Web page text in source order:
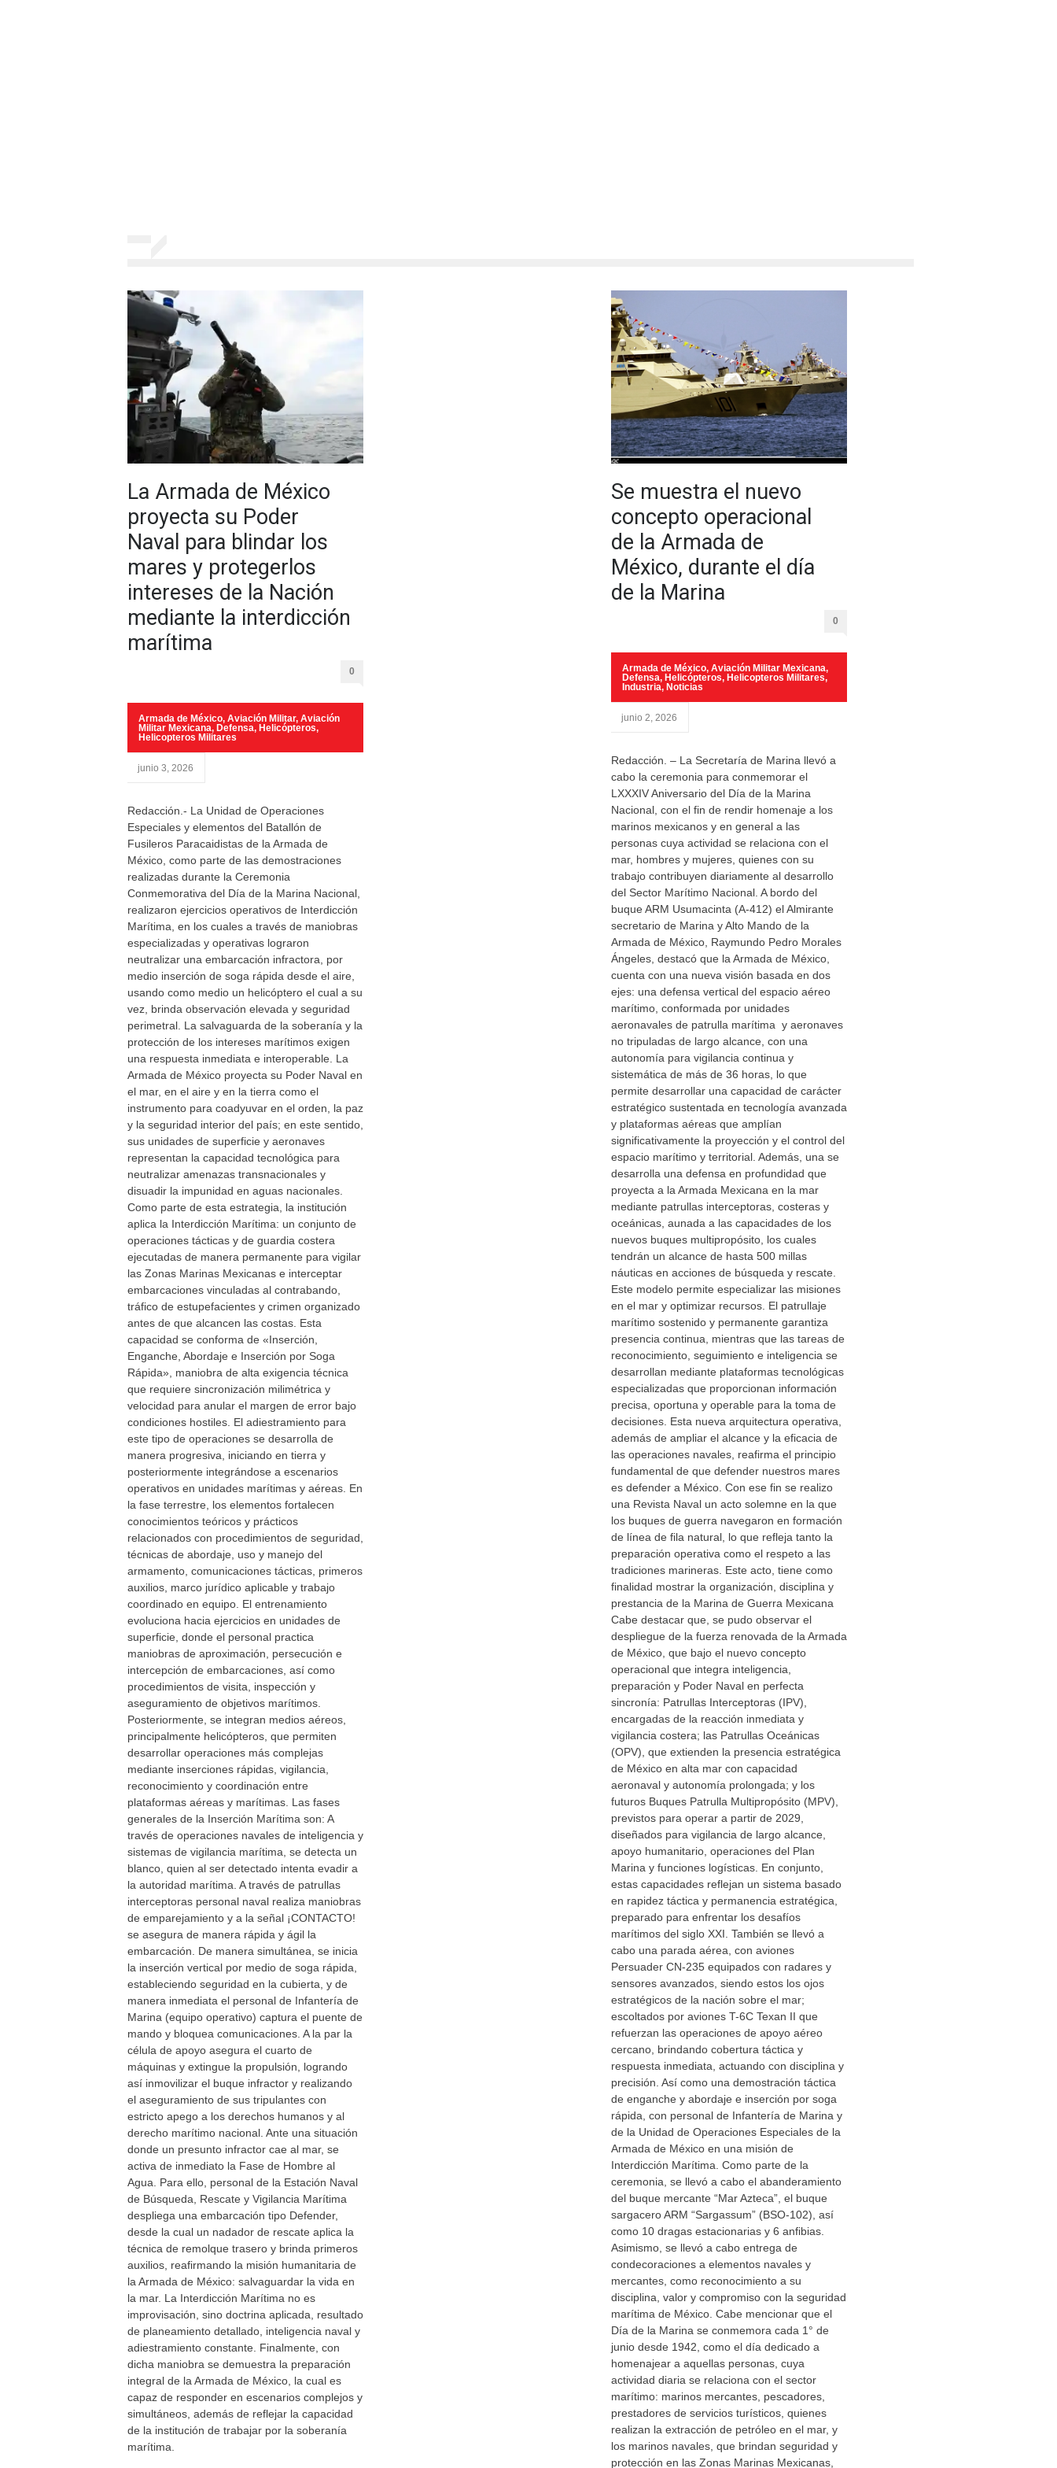
La Armada de México
proyecta su Poder
Naval para blindar los
mares y protegerlos
intereses de la Nación
mediante la interdicción
marítima
0
Armada de México, Aviación Militar, Aviación
Militar Mexicana, Defensa, Helicópteros,
Helicopteros Militares
junio 3, 2026
Redacción.- La Unidad de Operaciones
Especiales y elementos del Batallón de
Fusileros Paracaidistas de la Armada de
México, como parte de las demostraciones
realizadas durante la Ceremonia
Conmemorativa del Día de la Marina Nacional,
realizaron ejercicios operativos de Interdicción
Marítima, en los cuales a través de maniobras
especializadas y operativas lograron
neutralizar una embarcación infractora, por
medio inserción de soga rápida desde el aire,
usando como medio un helicóptero el cual a su
vez, brinda observación elevada y seguridad
perimetral. La salvaguarda de la soberanía y la
protección de los intereses marítimos exigen
una respuesta inmediata e interoperable. La
Armada de México proyecta su Poder Naval en
el mar, en el aire y en la tierra como el
instrumento para coadyuvar en el orden, la paz
y la seguridad interior del país; en este sentido,
sus unidades de superficie y aeronaves
representan la capacidad tecnológica para
neutralizar amenazas transnacionales y
disuadir la impunidad en aguas nacionales.
Como parte de esta estrategia, la institución
aplica la Interdicción Marítima: un conjunto de
operaciones tácticas y de guardia costera
ejecutadas de manera permanente para vigilar
las Zonas Marinas Mexicanas e interceptar
embarcaciones vinculadas al contrabando,
tráfico de estupefacientes y crimen organizado
antes de que alcancen las costas. Esta
capacidad se conforma de «Inserción,
Enganche, Abordaje e Inserción por Soga
Rápida», maniobra de alta exigencia técnica
que requiere sincronización milimétrica y
velocidad para anular el margen de error bajo
condiciones hostiles. El adiestramiento para
este tipo de operaciones se desarrolla de
manera progresiva, iniciando en tierra y
posteriormente integrándose a escenarios
operativos en unidades marítimas y aéreas. En
la fase terrestre, los elementos fortalecen
conocimientos teóricos y prácticos
relacionados con procedimientos de seguridad,
técnicas de abordaje, uso y manejo del
armamento, comunicaciones tácticas, primeros
auxilios, marco jurídico aplicable y trabajo
coordinado en equipo. El entrenamiento
evoluciona hacia ejercicios en unidades de
superficie, donde el personal practica
maniobras de aproximación, persecución e
intercepción de embarcaciones, así como
procedimientos de visita, inspección y
aseguramiento de objetivos marítimos.
Posteriormente, se integran medios aéreos,
principalmente helicópteros, que permiten
desarrollar operaciones más complejas
mediante inserciones rápidas, vigilancia,
reconocimiento y coordinación entre
plataformas aéreas y marítimas. Las fases
generales de la Inserción Marítima son: A
través de operaciones navales de inteligencia y
sistemas de vigilancia marítima, se detecta un
blanco, quien al ser detectado intenta evadir a
la autoridad marítima. A través de patrullas
interceptoras personal naval realiza maniobras
de emparejamiento y a la señal ¡CONTACTO!
se asegura de manera rápida y ágil la
embarcación. De manera simultánea, se inicia
la inserción vertical por medio de soga rápida,
estableciendo seguridad en la cubierta, y de
manera inmediata el personal de Infantería de
Marina (equipo operativo) captura el puente de
mando y bloquea comunicaciones. A la par la
célula de apoyo asegura el cuarto de
máquinas y extingue la propulsión, logrando
así inmovilizar el buque infractor y realizando
el aseguramiento de sus tripulantes con
estricto apego a los derechos humanos y al
derecho marítimo nacional. Ante una situación
donde un presunto infractor cae al mar, se
activa de inmediato la Fase de Hombre al
Agua. Para ello, personal de la Estación Naval
de Búsqueda, Rescate y Vigilancia Marítima
despliega una embarcación tipo Defender,
desde la cual un nadador de rescate aplica la
técnica de remolque trasero y brinda primeros
auxilios, reafirmando la misión humanitaria de
la Armada de México: salvaguardar la vida en
la mar. La Interdicción Marítima no es
improvisación, sino doctrina aplicada, resultado
de planeamiento detallado, inteligencia naval y
adiestramiento constante. Finalmente, con
dicha maniobra se demuestra la preparación
integral de la Armada de México, la cual es
capaz de responder en escenarios complejos y
simultáneos, además de reflejar la capacidad
de la institución de trabajar por la soberanía
marítima.
Se muestra el nuevo
concepto operacional
de la Armada de
México, durante el día
de la Marina
0
Armada de México, Aviación Militar Mexicana,
Defensa, Helicópteros, Helicopteros Militares,
Industria, Noticias
junio 2, 2026
Redacción. – La Secretaría de Marina llevó a
cabo la ceremonia para conmemorar el
LXXXIV Aniversario del Día de la Marina
Nacional, con el fin de rendir homenaje a los
marinos mexicanos y en general a las
personas cuya actividad se relaciona con el
mar, hombres y mujeres, quienes con su
trabajo contribuyen diariamente al desarrollo
del Sector Marítimo Nacional. A bordo del
buque ARM Usumacinta (A-412) el Almirante
secretario de Marina y Alto Mando de la
Armada de México, Raymundo Pedro Morales
Ángeles, destacó que la Armada de México,
cuenta con una nueva visión basada en dos
ejes: una defensa vertical del espacio aéreo
marítimo, conformada por unidades
aeronavales de patrulla marítima y aeronaves
no tripuladas de largo alcance, con una
autonomía para vigilancia continua y
sistemática de más de 36 horas, lo que
permite desarrollar una capacidad de carácter
estratégico sustentada en tecnología avanzada
y plataformas aéreas que amplían
significativamente la proyección y el control del
espacio marítimo y territorial. Además, una se
desarrolla una defensa en profundidad que
proyecta a la Armada Mexicana en la mar
mediante patrullas interceptoras, costeras y
oceánicas, aunada a las capacidades de los
nuevos buques multipropósito, los cuales
tendrán un alcance de hasta 500 millas
náuticas en acciones de búsqueda y rescate.
Este modelo permite especializar las misiones
en el mar y optimizar recursos. El patrullaje
marítimo sostenido y permanente garantiza
presencia continua, mientras que las tareas de
reconocimiento, seguimiento e inteligencia se
desarrollan mediante plataformas tecnológicas
especializadas que proporcionan información
precisa, oportuna y operable para la toma de
decisiones. Esta nueva arquitectura operativa,
además de ampliar el alcance y la eficacia de
las operaciones navales, reafirma el principio
fundamental de que defender nuestros mares
es defender a México. Con ese fin se realizo
una Revista Naval un acto solemne en la que
los buques de guerra navegaron en formación
de línea de fila natural, lo que refleja tanto la
preparación operativa como el respeto a las
tradiciones marineras. Este acto, tiene como
finalidad mostrar la organización, disciplina y
prestancia de la Marina de Guerra Mexicana
Cabe destacar que, se pudo observar el
despliegue de la fuerza renovada de la Armada
de México, que bajo el nuevo concepto
operacional que integra inteligencia,
preparación y Poder Naval en perfecta
sincronía: Patrullas Interceptoras (IPV),
encargadas de la reacción inmediata y
vigilancia costera; las Patrullas Oceánicas
(OPV), que extienden la presencia estratégica
de México en alta mar con capacidad
aeronaval y autonomía prolongada; y los
futuros Buques Patrulla Multipropósito (MPV),
previstos para operar a partir de 2029,
diseñados para vigilancia de largo alcance,
apoyo humanitario, operaciones del Plan
Marina y funciones logísticas. En conjunto,
estas capacidades reflejan un sistema basado
en rapidez táctica y permanencia estratégica,
preparado para enfrentar los desafíos
marítimos del siglo XXI. También se llevó a
cabo una parada aérea, con aviones
Persuader CN-235 equipados con radares y
sensores avanzados, siendo estos los ojos
estratégicos de la nación sobre el mar;
escoltados por aviones T-6C Texan II que
refuerzan las operaciones de apoyo aéreo
cercano, brindando cobertura táctica y
respuesta inmediata, actuando con disciplina y
precisión. Así como una demostración táctica
de enganche y abordaje e inserción por soga
rápida, con personal de Infantería de Marina y
de la Unidad de Operaciones Especiales de la
Armada de México en una misión de
Interdicción Marítima. Como parte de la
ceremonia, se llevó a cabo el abanderamiento
del buque mercante “Mar Azteca”, el buque
sargacero ARM “Sargassum” (BSO-102), así
como 10 dragas estacionarias y 6 anfibias.
Asimismo, se llevó a cabo entrega de
condecoraciones a elementos navales y
mercantes, como reconocimiento a su
disciplina, valor y compromiso con la seguridad
marítima de México. Cabe mencionar que el
Día de la Marina se conmemora cada 1° de
junio desde 1942, como el día dedicado a
homenajear a aquellas personas, cuya
actividad diaria se relaciona con el sector
marítimo: marinos mercantes, pescadores,
prestadores de servicios turísticos, quienes
realizan la extracción de petróleo en el mar, y
los marinos navales, que brindan seguridad y
protección en las Zonas Marinas Mexicanas,